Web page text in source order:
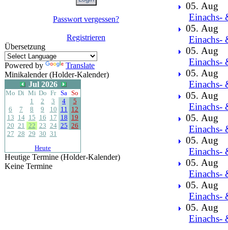
Passwort vergessen?
Registrieren
Übersetzung
Powered by
Translate
Minikalender (Holder-Kalender)
Jul 2026
Mo Di Mi Do Fr Sa So
1
2 3 4
5
6
7 8 9 10 11 12
13 14 15 16 17 18 19
20 21 22 23 24 25 26
27 28 29 30 31
Heute
Heutige Termine (Holder-Kalender)
Keine Termine
05. Aug
Einachs-
05. Aug
Einachs-
05. Aug
Einachs-
05. Aug
Einachs-
05. Aug
Einachs-
05. Aug
Einachs-
05. Aug
Einachs-
05. Aug
Einachs-
05. Aug
Einachs-
05. Aug
Einachs-